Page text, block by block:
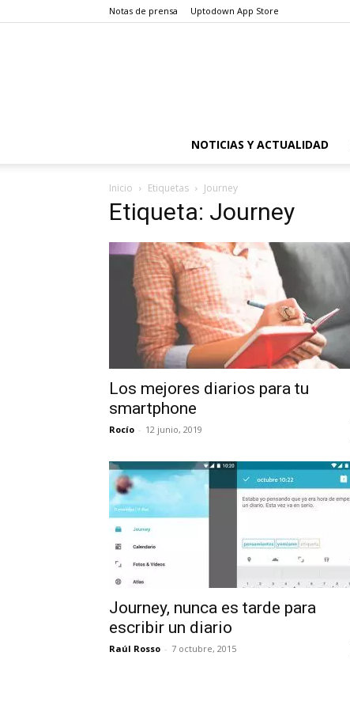
Notas de prensa Uptodown App Store
NOTICIAS Y ACTUALIDAD
Inicio Etiquetas Journey
Etiqueta: Journey
Los mejores diarios para tu
smartphone
Rocío - 12 junio, 2019
Journey, nunca es tarde para
escribir un diario
Raúl Rosso - 7 octubre, 2015